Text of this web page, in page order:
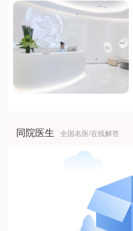
同院医生 全国名医/在线解答